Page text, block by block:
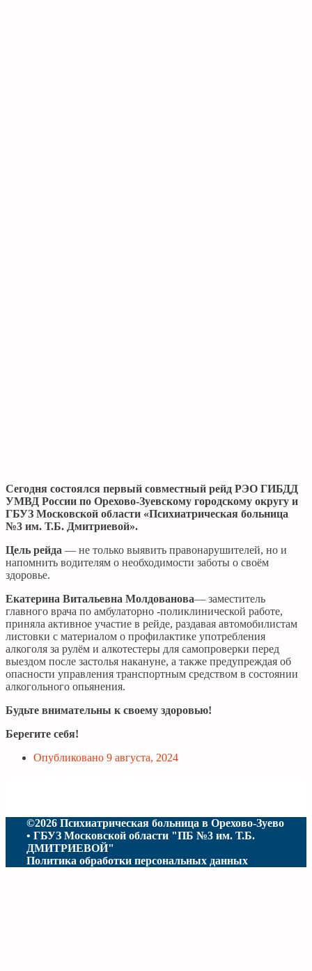
Сегодня состоялся первый совместный рейд РЭО ГИБДД
УМВД России по Орехово-Зуевскому городскому округу и
ГБУЗ Московской области «Психиатрическая больница
№3 им. Т.Б. Дмитриевой».
Цель рейда — не только выявить правонарушителей, но и
напомнить водителям о необходимости заботы о своём
здоровье.
Екатерина Витальевна Молдованова— заместитель
главного врача по амбулаторно -поликлинической работе,
приняла активное участие в рейде, раздавая автомобилистам
листовки с материалом о профилактике употребления
алкоголя за рулём и алкотестеры для самопроверки перед
выездом после застолья накануне, а также предупреждая об
опасности управления транспортным средством в состоянии
алкогольного опьянения.
Будьте внимательны к своему здоровью!
Берегите себя!
Опубликовано 9 августа, 2024
©2026 Психиатрическая больница в Орехово-Зуево
• ГБУЗ Московской области "ПБ №3 им. Т.Б.
ДМИТРИЕВОЙ"
Политика обработки персональных данных